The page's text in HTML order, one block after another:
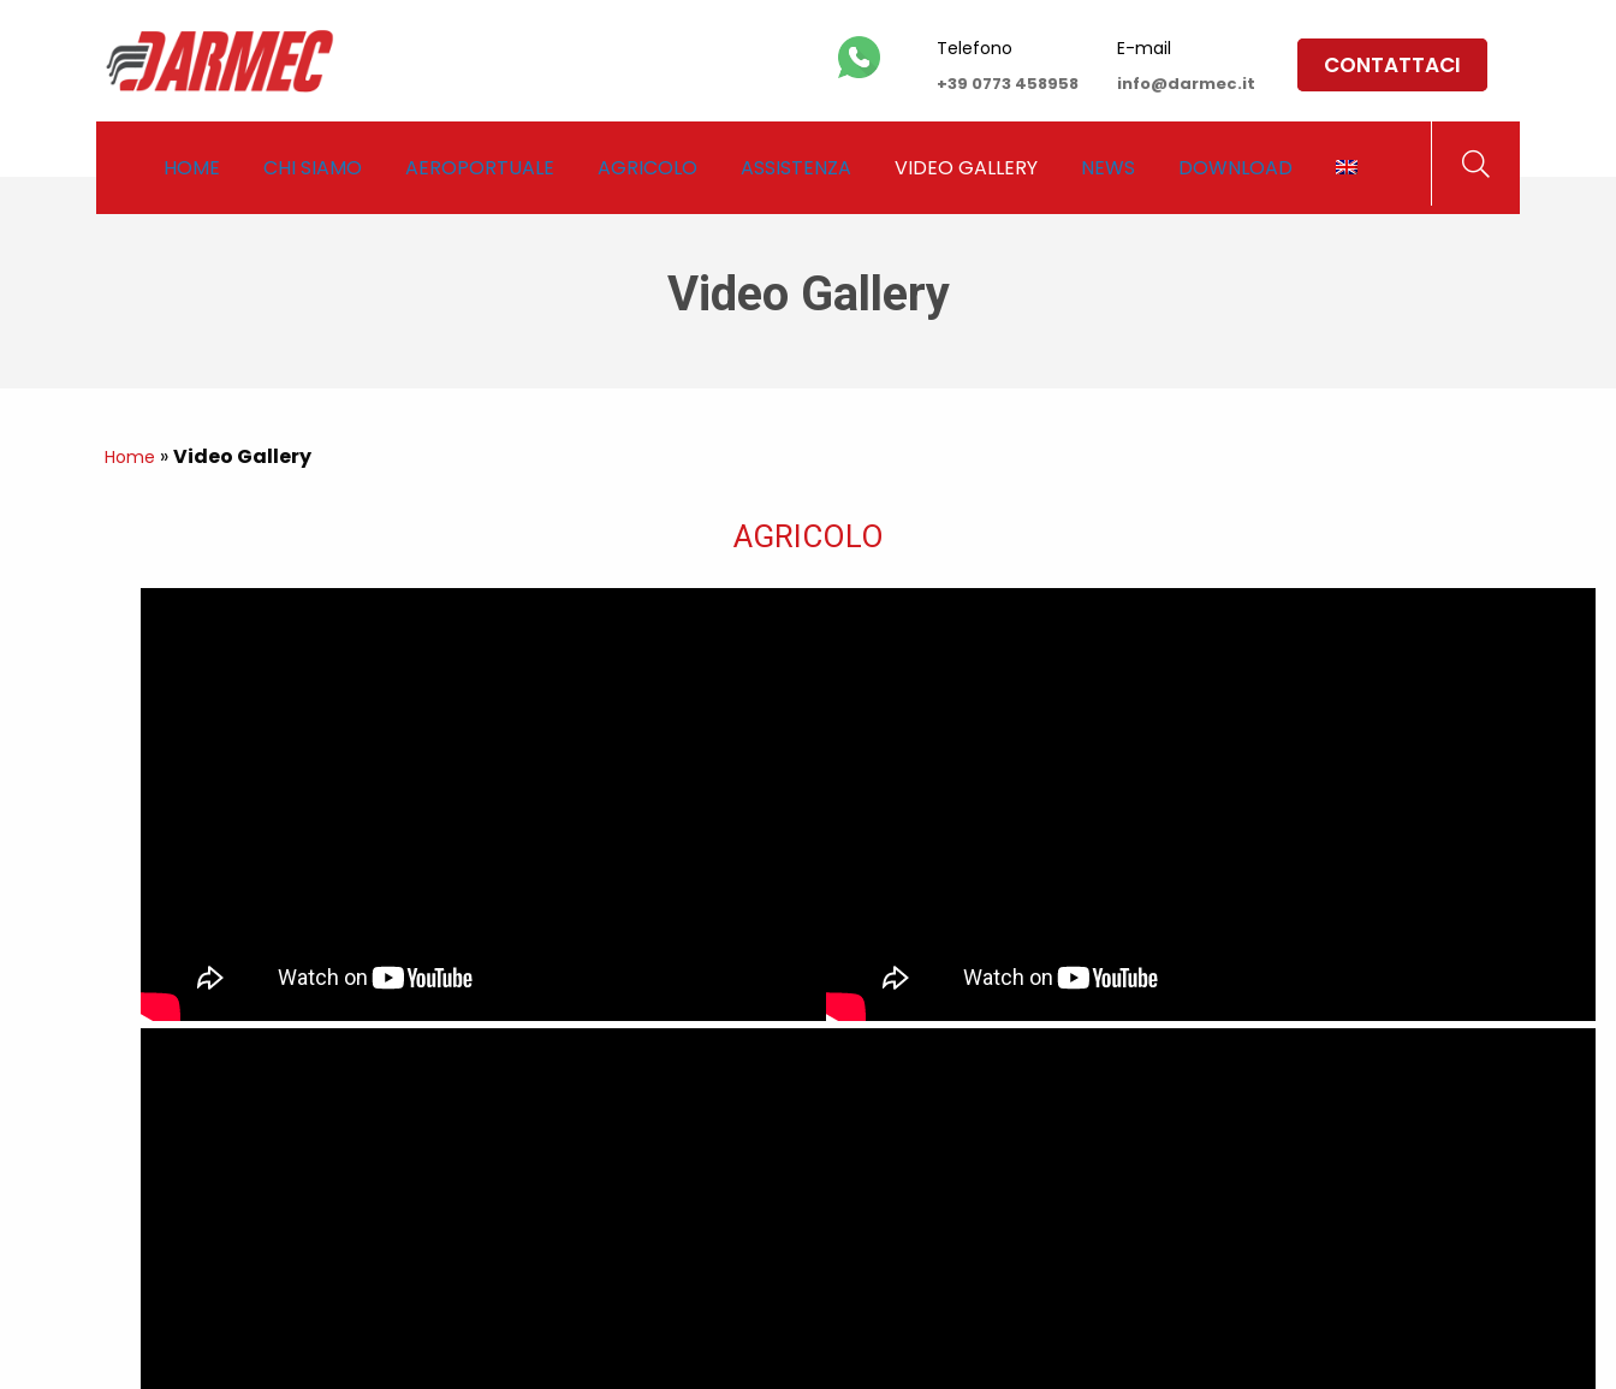
Telefono
+39 0773 458958
E-mail
info@darmec.it
CONTATTACI
HOME CHI SIAMO AEROPORTUALE AGRICOLO ASSISTENZA VIDEO GALLERY NEWS DOWNLOAD
Video Gallery
Home »Video Gallery
AGRICOLO